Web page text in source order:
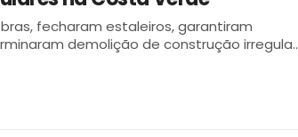
fecharam estaleiros, garantiram
demolição de construção irregular